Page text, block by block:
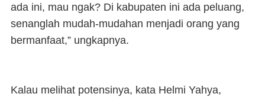
ada ini, mau ngak? Di kabupaten ini ada peluang,
senanglah mudah-mudahan menjadi orang yang
bermanfaat,” ungkapnya.
Kalau melihat potensinya, kata Helmi Yahya,